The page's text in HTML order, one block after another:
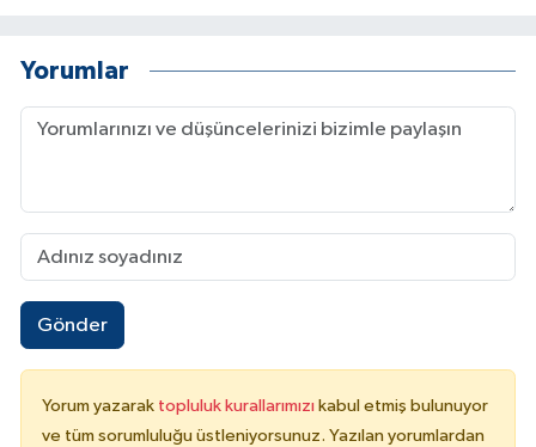
Yorumlar
Gönder
Yorum yazarak topluluk kurallarımızı kabul etmiş bulunuyor
ve tüm sorumluluğu üstleniyorsunuz. Yazılan yorumlardan